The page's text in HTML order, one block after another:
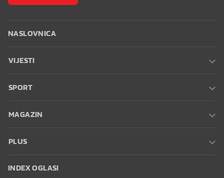
NASLOVNICA
VIJESTI
SPORT
MAGAZIN
PLUS
INDEX OGLASI